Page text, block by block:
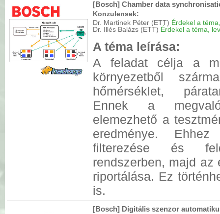
[Bosch] Chamber data
Konzulensek:
Dr. Martinek Péter (ETT) Érdekel a
Dr. Illés Balázs (ETT) Érdekel a téma,
A téma leírása:
A feladat célja a
környezetből
hőmérséklet,
Ennek a
elemezhető a
eredménye.
filterezése és
rendszerben, majd az
riportálása. Ez
is.
[Bosch] Digitális szenzor